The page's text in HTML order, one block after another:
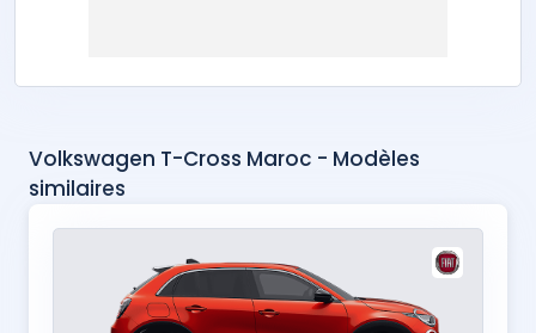
Volkswagen T-Cross Maroc - Modèles
similaires